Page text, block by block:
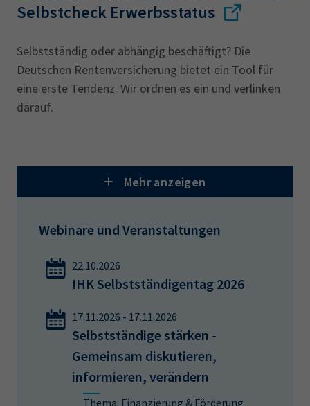
Selbstcheck Erwerbsstatus
Selbstständig oder abhängig beschäftigt? Die
Deutschen Rentenversicherung bietet ein Tool für
eine erste Tendenz. Wir ordnen es ein und verlinken
darauf.
Praxiswissen im Podcast
alle zwei Wochen spannende Einblicke und
Informationen, die Sie direkt umsetzen können. Zu
finden auf Spotify, Apple Podcasts, Amazon Music
und Audible.
Compliance im Selbstcheck
Wie erkennen Sie Compliance-Risiken? Selbstcheck
und Handlungsempfehlungen finden Sie kostenlos
Mehr anzeigen
Webinare und Veranstaltungen
22.10.2026
IHK Selbstständigentag 2026
17.11.2026 - 17.11.2026
Selbstständige stärken -
Gemeinsam diskutieren,
informieren, verändern
Thema: Finanzierung & Förderung